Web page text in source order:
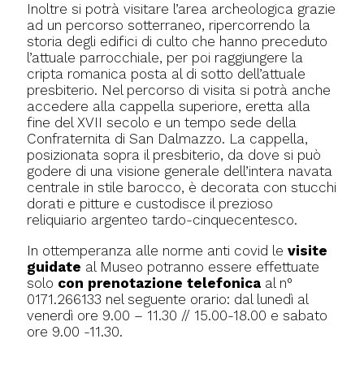
Inoltre si potrà visitare l’area archeologica grazie
ad un percorso sotterraneo, ripercorrendo la
storia degli edifici di culto che hanno preceduto
l’attuale parrocchiale, per poi raggiungere la
cripta romanica posta al di sotto dell’attuale
presbiterio. Nel percorso di visita si potrà anche
accedere alla cappella superiore, eretta alla
fine del XVII secolo e un tempo sede della
Confraternita di San Dalmazzo. La cappella,
posizionata sopra il presbiterio, da dove si può
godere di una visione generale dell’intera navata
centrale in stile barocco, è decorata con stucchi
dorati e pitture e custodisce il prezioso
reliquiario argenteo tardo-cinquecentesco.
In ottemperanza alle norme anti covid levisite
guidate al Museo potranno essere effettuate
solo con prenotazione telefonica al n°
0171.266133 nel seguente orario: dal lunedì al
venerdì ore 9.00 – 11.30 // 15.00-18.00 e sabato
ore 9.00 -11.30.